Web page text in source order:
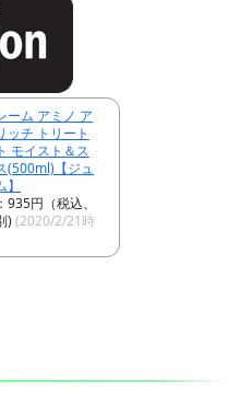
ーム アミノ ア
ッチ トリート
モイスト＆ス
(500ml)【ジュ
935円（税込、
) (2020/2/21時